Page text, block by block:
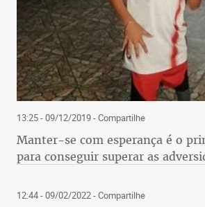
13:25 - 09/12/2019- Compartilhe
Manter-se com esperança é o
para conseguir superar as
12:44 - 09/02/2022- Compartilhe